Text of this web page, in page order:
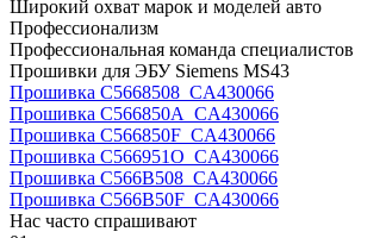
Широкий охват марок и моделей авто
Профессионализм
Профессиональная команда специалистов
Прошивки для ЭБУ Siemens MS43
Прошивка C5668508_CA430066
Прошивка C566850A_CA430066
Прошивка C566850F_CA430066
Прошивка C566951O_CA430066
Прошивка C566B508_CA430066
Прошивка C566B50F_CA430066
Нас часто спрашивают